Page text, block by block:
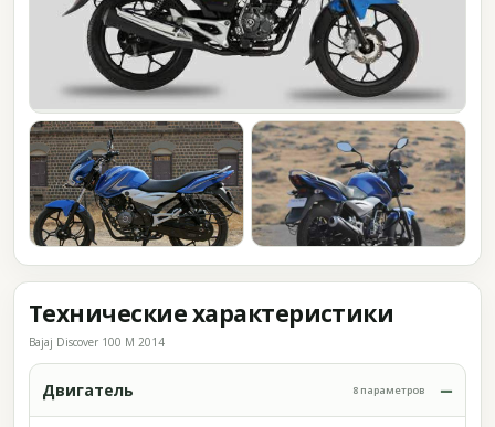
Технические характеристики
Bajaj Discover 100 M 2014
Двигатель 8 параметров